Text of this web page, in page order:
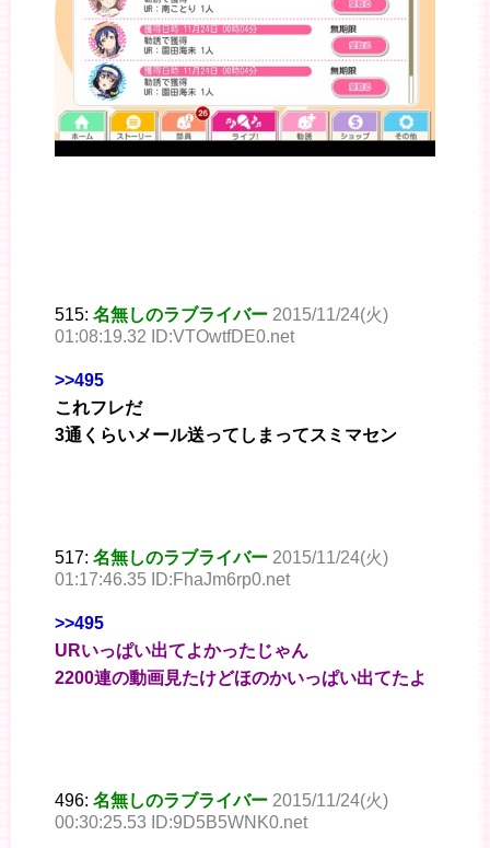
515: 名無しのラブライバー 2015/11/24(火)
01:08:19.32 ID:VTOwtfDE0.net
>>495
これフレだ
3通くらいメール送ってしまってスミマセン
517: 名無しのラブライバー 2015/11/24(火)
01:17:46.35 ID:FhaJm6rp0.net
>>495
URいっぱい出てよかったじゃん
2200連の動画見たけどほのかいっぱい出てたよ
496: 名無しのラブライバー 2015/11/24(火)
00:30:25.53 ID:9D5B5WNK0.net